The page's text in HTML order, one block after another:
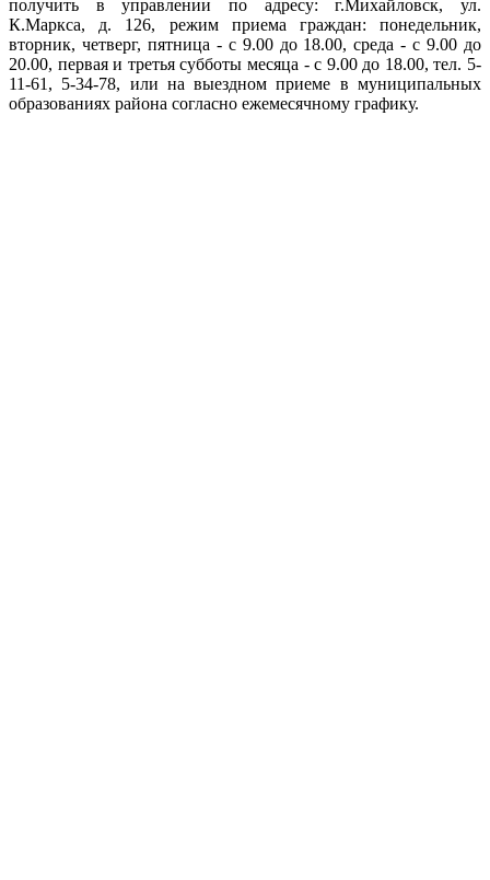
получить в управлении по адресу: г.Михайловск, ул.
К.Маркса, д. 126, режим приема граждан: понедельник,
вторник, четверг, пятница - с 9.00 до 18.00, среда - с 9.00 до
20.00, первая и третья субботы месяца - с 9.00 до 18.00, тел. 5-
11-61, 5-34-78, или на выездном приеме в муниципальных
образованиях района согласно ежемесячному графику.